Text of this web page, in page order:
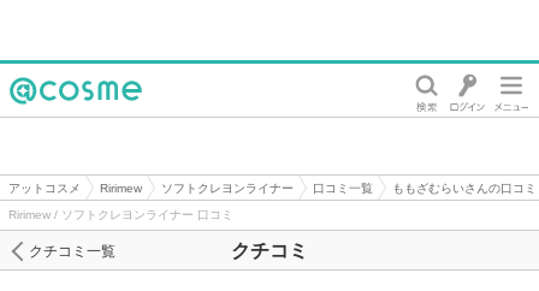
アットコスメ Ririmew ソフトクレヨンライナー 口コミ一覧
ももざむらいさんの口コミ
Ririmew / ソフトクレヨンライナー 口コミ
クチコミ
クチコミ一覧